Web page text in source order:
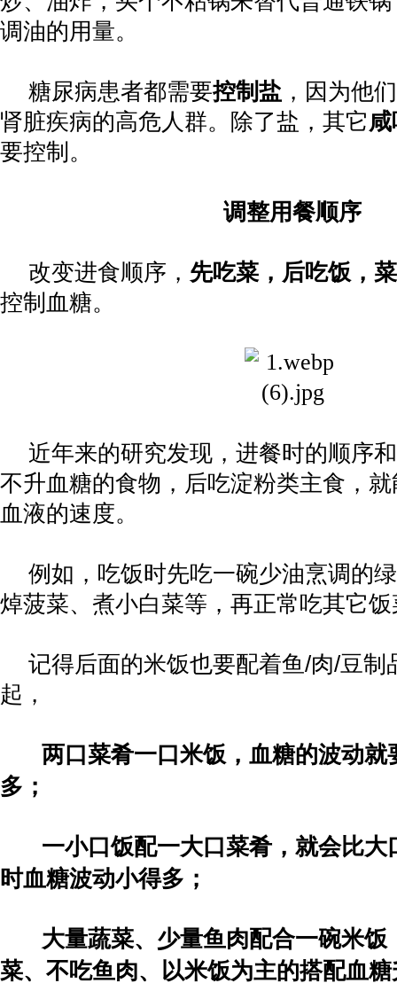
调油的用量。
糖尿病患者都需要控制盐 ，因为他
肾脏疾病的高危人群。除了盐，其它
要控制。
调整用餐顺序
改变进食顺序， 先吃菜，后吃饭，
控制血糖。
近年来的研究发现，进餐时的顺序
不升血糖的食物，后吃淀粉类主食，
血液的速度。
例如，吃饭时先吃一碗少油烹调的
焯菠菜、煮小白菜等，再正常吃其它
记得后面的米饭也要配着鱼/肉/豆制
起，
两口菜肴一口米饭，血糖的波动就
多；
一小口饭配一大口菜肴，就会比大
时血糖波动小得多；
大量蔬菜、少量鱼肉配合一碗米饭
菜、不吃鱼肉、以米饭为主的搭配血